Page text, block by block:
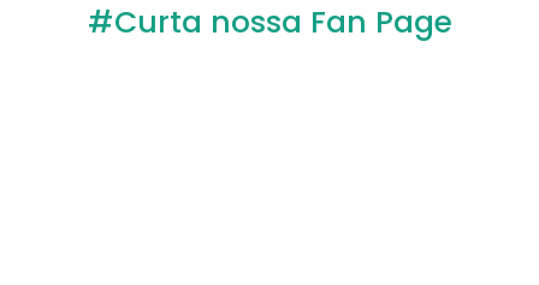
#Curta nossa Fan Page